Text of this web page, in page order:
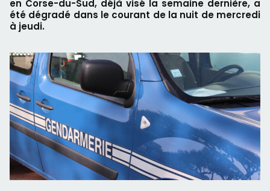
en Corse-du-Sud, déjà visé la semaine dernière, a
été dégradé dans le courant de la nuit de mercredi
à jeudi.